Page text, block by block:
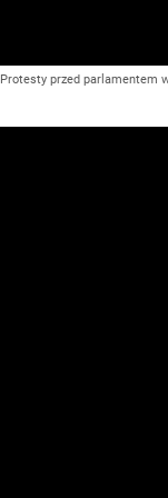
Protesty przed parlamentem